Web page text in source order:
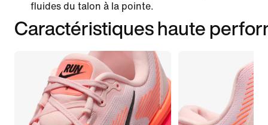
fluides du talon à la pointe.
Caractéristiques haute